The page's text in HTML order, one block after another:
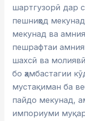
шартгузорӣ дар
пешниҳод
мекунад ва
пешрафтаи
шахсӣ ва
бо ҳамбастагии
мустақиман ба
пайдо мекунад,
импориуми